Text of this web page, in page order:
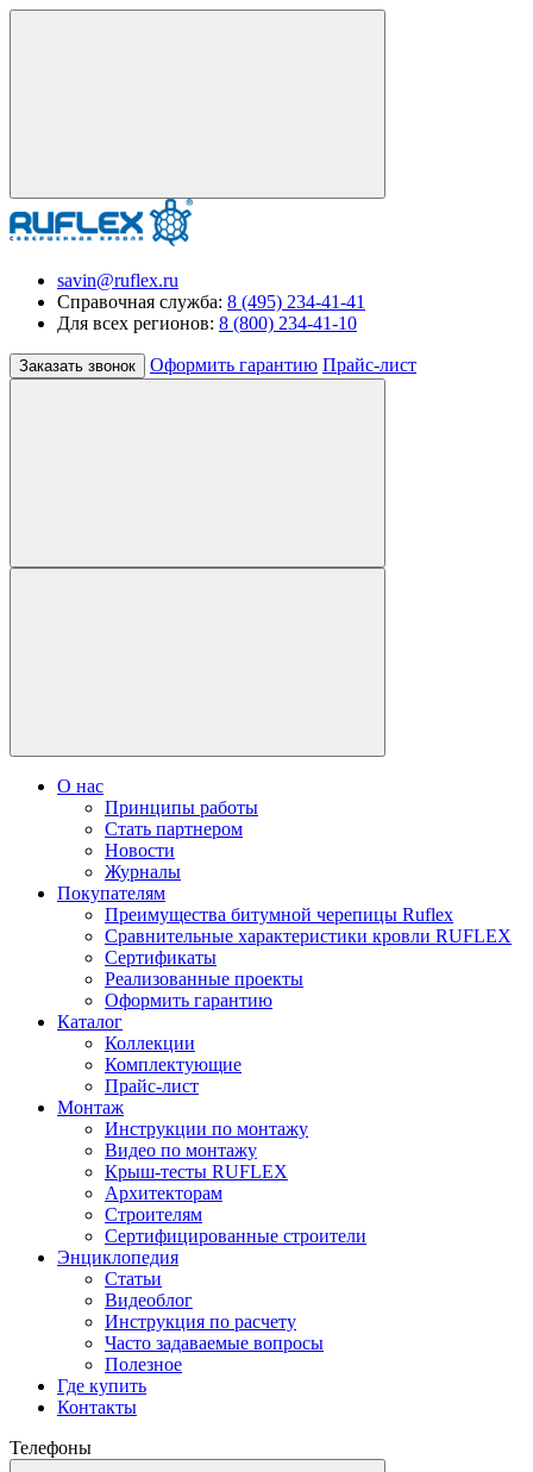
savin@ruflex.ru
Справочная служба: 8 (495) 234-41-41
Для всех регионов: 8 (800) 234-41-10
Заказать звонок Оформить гарантию Прайс-лист
О нас
Принципы работы
Стать партнером
Новости
Журналы
Покупателям
Преимущества битумной черепицы Ruflex
Сравнительные характеристики кровли RUFLEX
Сертификаты
Реализованные проекты
Оформить гарантию
Каталог
Коллекции
Комплектующие
Прайс-лист
Монтаж
Инструкции по монтажу
Видео по монтажу
Крыш-тесты RUFLEX
Архитекторам
Строителям
Сертифицированные строители
Энциклопедия
Статьи
Видеоблог
Инструкция по расчету
Часто задаваемые вопросы
Полезное
Где купить
Контакты
Телефоны